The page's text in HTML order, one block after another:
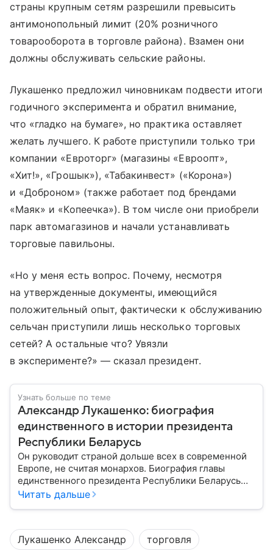
страны крупным сетям разрешили превысить
антимонопольный лимит (20% розничного
товарооборота в торговле района). Взамен они
должны обслуживать сельские районы.
Лукашенко предложил чиновникам подвести итоги
годичного эксперимента и обратил внимание,
что «гладко на бумаге», но практика оставляет
желать лучшего. К работе приступили только три
компании «Евроторг» (магазины «Евроопт»,
«Хит!», «Грошык»), «Табакинвест» («Корона»)
и «Доброном» (также работает под брендами
«Маяк» и «Копеечка»). В том числе они приобрели
парк автомагазинов и начали устанавливать
торговые павильоны.
«Но у меня есть вопрос. Почему, несмотря
на утвержденные документы, имеющийся
положительный опыт, фактически к обслуживанию
сельчан приступили лишь несколько торговых
сетей? А остальные что? Увязли
в эксперименте?» — сказал президент.
Узнать больше по теме
Александр Лукашенко: биография
единственного в истории президента
Республики Беларусь
Он руководит страной дольше всех в современной
Европе, не считая монархов. Биография главы
единственного президента Республики Беларусь
Александра Лукашенко — в материале.
Читать дальше
Лукашенко Александр торговля